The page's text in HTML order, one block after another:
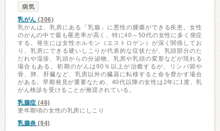
病気
乳がん (306)
乳がんは、乳房にある「乳腺」に悪性の腫瘍ができる疾患。女性
のがんの中で最も罹患率が高く、特に40～50代の女性に多く発症
する。発生には女性ホルモン（エストロゲン）が深く関係してお
り、乳房にできる硬いしこりが代表的な症状だが、乳頭部分のた
だれや湿疹、乳頭からの分泌物、乳房や乳頭の変形などが現れる
場合もある。初期のがんは90％以上が治癒するが、リンパ節や
骨、肺、肝臓など、乳房以外の臓器に転移すると命を脅かす場合
がある。早期発見が重要なため、40代以降の女性は2年に1度、乳
がん検診を受けることが推奨されている。
乳腺症 (46)
更年期頃の女性の乳房にしこり
乳腺炎 (94)